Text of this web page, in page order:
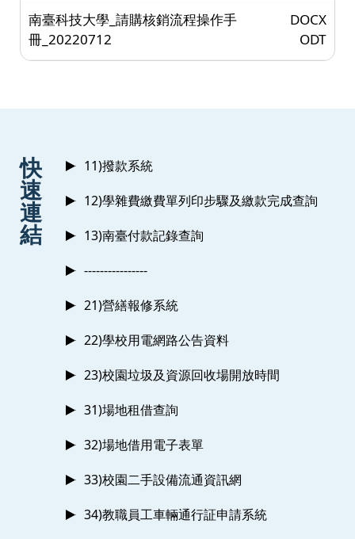
南臺科技大學_請購核銷流程操作手
冊_20220712
DOCX
ODT
快
速
連
結
11)撥款系統
12)學雜費繳費單列印步驟及繳款完成查詢
13)南臺付款記錄查詢
----------------
21)營繕報修系統
22)學校用電網路公告資料
23)校園垃圾及資源回收場開放時間
31)場地租借查詢
32)場地借用電子表單
33)校園二手設備流通資訊網
34)教職員工車輛通行証申請系統